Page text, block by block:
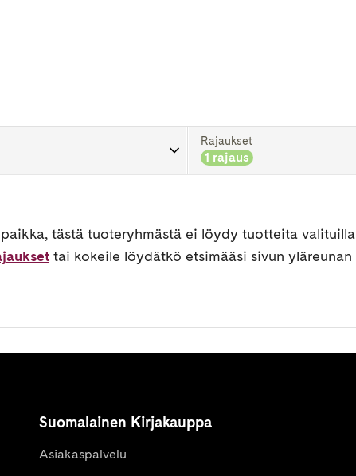
Rajaukset
1 rajaus
tästä tuoteryhmästä ei löydy tuotteita
tai kokeile löydätkö etsimääsi sivun yläreunan
Suomalainen Kirjakauppa
Asiakaspalvelu
Liity nyt